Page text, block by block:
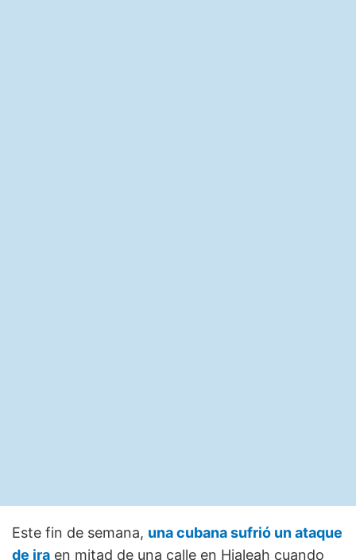
Este fin de semana, una cubana sufrió un ataque
de ira en mitad de una calle en Hialeah cuando